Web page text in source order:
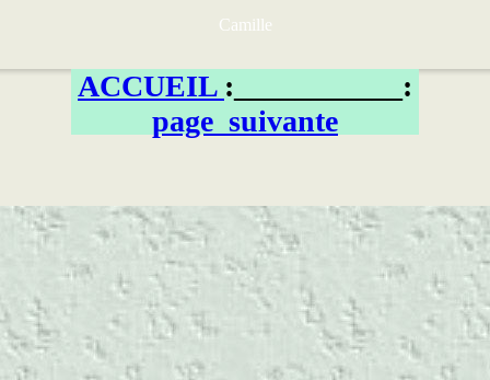
Camille
ACCUEIL :___________:
page_suivante